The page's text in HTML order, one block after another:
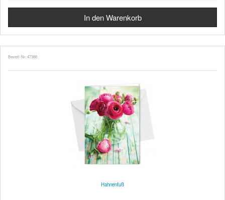
Bestell-Nr. 47388
Hahnenfuß